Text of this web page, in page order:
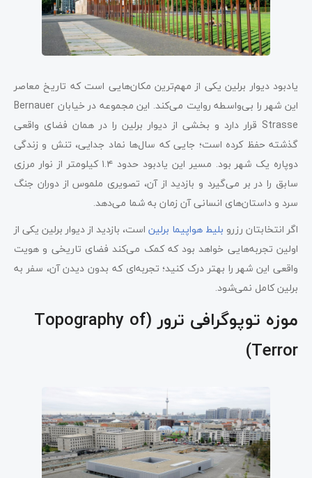
یادبود دیوار برلین یکی از مهم‌ترین مکان‌هایی است که تاریخ معاصر
این شهر را بی‌واسطه روایت می‌کند. این مجموعه در خیابان Bernauer
Strasse قرار دارد و بخشی از دیوار برلین را در همان فضای واقعی
گذشته حفظ کرده است؛ جایی که سال‌ها نماد جدایی، تنش و زندگی
دوپاره یک شهر بود. مسیر این یادبود حدود ۱.۴ کیلومتر از نوار مرزی
سابق را در بر می‌گیرد و بازدید از آن، تصویری ملموس از دوران جنگ
سرد و داستان‌های انسانی آن زمان به شما می‌دهد.
اگر انتخابتان رزرو بلیط هواپیما برلین است، بازدید از دیوار برلین یکی از
اولین تجربه‌هایی خواهد بود که کمک می‌کند فضای تاریخی و هویت
واقعی این شهر را بهتر درک کنید؛ تجربه‌ای که بدون دیدن آن، سفر به
برلین کامل نمی‌شود.
موزه توپوگرافی ترور (Topography of
Terror)